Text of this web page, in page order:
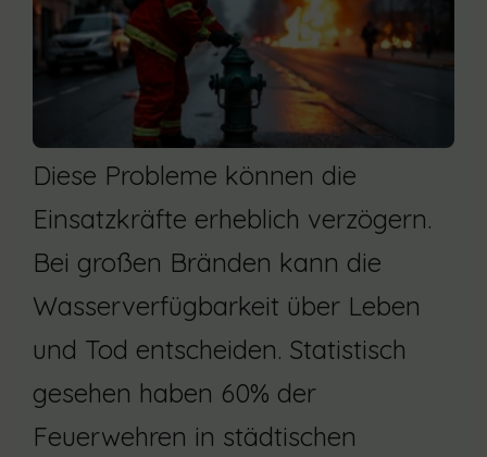
Diese Probleme können die
Einsatzkräfte erheblich verzögern.
Bei großen Bränden kann die
Wasserverfügbarkeit über Leben
und Tod entscheiden. Statistisch
gesehen haben 60% der
Feuerwehren in städtischen